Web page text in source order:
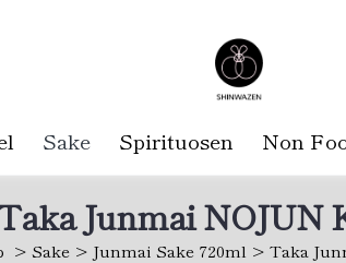
Sake Spirituosen Non
Junmai NOJUN
Sake Junmai Sake 720ml Taka